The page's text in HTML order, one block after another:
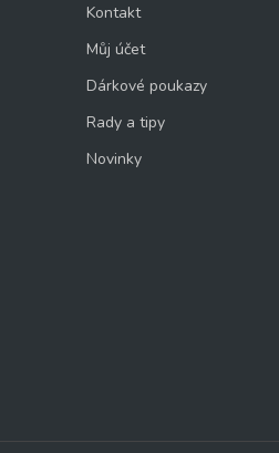
Kontakt
Můj účet
Dárkové poukazy
Rady a tipy
Novinky